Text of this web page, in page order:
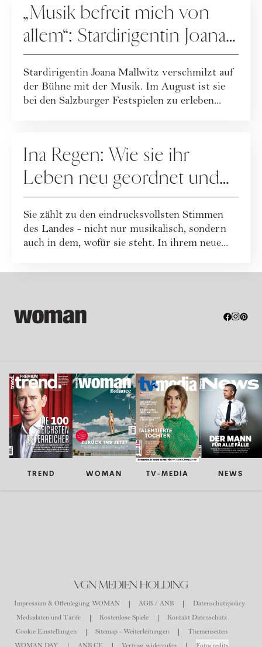
„Musik befreit mich von
allem“: Stardirigentin Joana
Mallwitz im Interview
Stardirigentin Joana Mallwitz verschmilzt auf
der Bühne mit der Musik. Im August ist sie
bei den Salzburger Festspielen zu erleben...
Ina Regen: Wie sie ihr
Leben neu geordnet und
zu sich selbst gefunden hat
Sie zählt zu den eindrucksvollsten Stimmen
des Landes - nicht nur musikalisch, sondern
auch in dem, wofür sie steht. In ihrem neue...
TREND WOMAN TV-MEDIA NEWS
VGN MEDIEN HOLDING
Impressum & Offenlegung WOMAN AGB / ANB
Datenschutzpolicy
Mediadaten und Tarife
Kostenlose Spiele
Kontakt Datenschutz
Cookie Einstellungen
Sitemap - Weiterleitungen
Themenseiten